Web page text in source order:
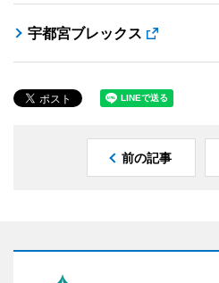
宇都宮ブレックス
前の記事